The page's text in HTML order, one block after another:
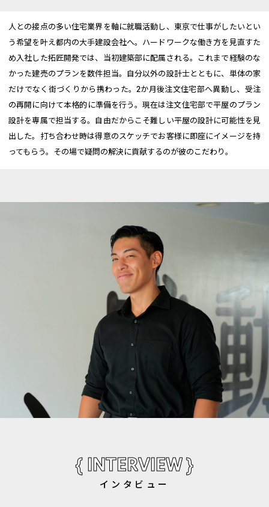
人との接点の多い住宅業界を軸に就職活動し、東京で仕事がしたいとい
う希望を叶え都内の大手建設会社へ。ハードワークな働き方を見直すた
め入社した拓匠開発では、当初建築部に配属される。これまで経験のな
かった建売のプランを数件担当。自分以外の設計士とともに、単体の家
だけでなく街づくりから携わった。2か月後注文住宅部へ異動し、受注
の再開に向けて本格的に準備を行う。現在は注文住宅部で平屋のプラン
設計を専属で担当する。自由だからこそ難しい平屋の設計に可能性を見
出した。打ち合わせ時は得意のスケッチでお客様に即座にイメージを持
ってもらう。その場で疑問の解決に貢献するのが彼のこだわり。
{ INTERVIEW }
インタビュー